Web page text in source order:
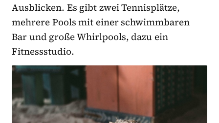
Ausblicken. Es gibt zwei Tennisplätze,
mehrere Pools mit einer schwimmbaren
Bar und große Whirlpools, dazu ein
Fitnessstudio.